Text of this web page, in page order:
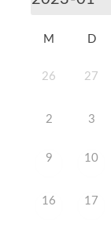
M D
26 27
2 3
9 10
16 17